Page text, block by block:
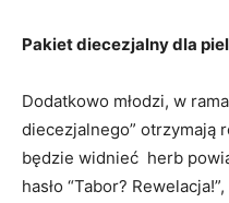
Pakiet diecezjalny dla
Dodatkowo młodzi, w
diecezjalnego” otrzymają
będzie widnieć herb
hasło “Tabor? Rewelacja!”,